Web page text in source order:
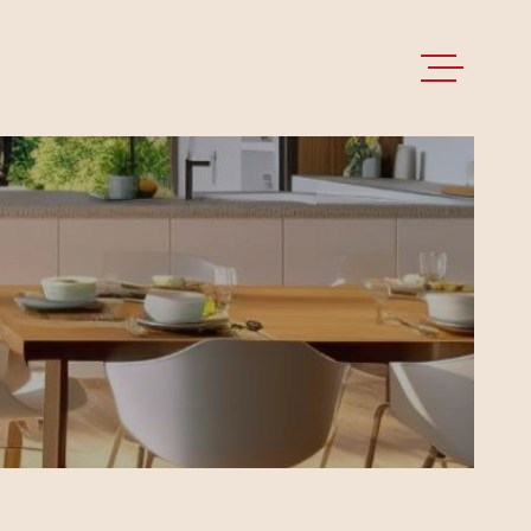
ACCUEIL
VENTES
LOCATIONS
GESTION
NOS BIENS